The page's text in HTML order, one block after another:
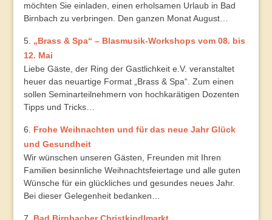
möchten Sie einladen, einen erholsamen Urlaub in Bad
Birnbach zu verbringen. Den ganzen Monat August…
„Brass & Spa“ – Blasmusik-Workshops vom 08. bis
12. Mai
Liebe Gäste, der Ring der Gastlichkeit e.V. veranstaltet
heuer das neuartige Format „Brass & Spa“. Zum einen
sollen Seminarteilnehmern von hochkarätigen Dozenten
Tipps und Tricks…
Frohe Weihnachten und für das neue Jahr Glück
und Gesundheit
Wir wünschen unseren Gästen, Freunden mit Ihren
Familien besinnliche Weihnachtsfeiertage und alle guten
Wünsche für ein glückliches und gesundes neues Jahr.
Bei dieser Gelegenheit bedanken…